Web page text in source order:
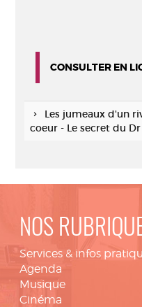
CONSULTER EN
Les jumeaux d'un
coeur - Le secret du
NOS
Services & infos
Agenda
Musique
Cinéma